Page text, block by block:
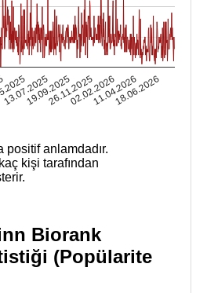
13.07.202519.09.202526.11.202502.02.202611.04.2026
18.06.2026
anlamdadır.
kişi tarafından
Biorank
(Popülarite